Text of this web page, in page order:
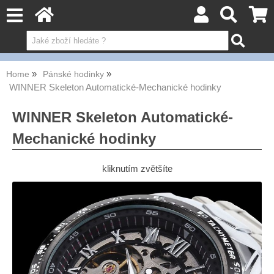
Home Pánské hodinky
WINNER Skeleton Automatické-Mechanické hodinky
WINNER Skeleton Automatické-
Mechanické hodinky
kliknutím zvětšíte